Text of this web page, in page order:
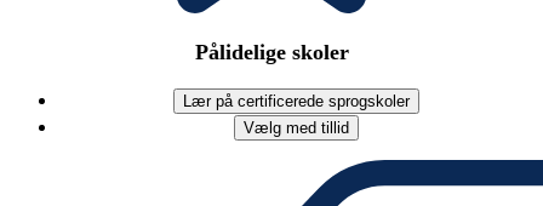
Pålidelige skoler
Lær på certificerede sprogskoler
Vælg med tillid